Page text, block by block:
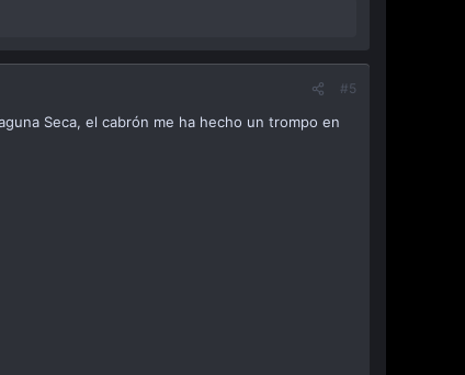
#5
Seca, el cabrón me ha hecho un trompo en